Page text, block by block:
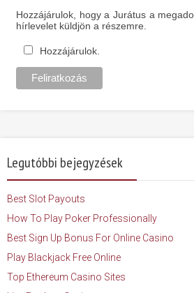
Hozzájárulok, hogy a Jurátus a
hírlevelet küldjön a részemre.
Hozzájárulok.
Legutóbbi bejegyzések
Best Slot Payouts
How To Play Poker Professionally
Best Sign Up Bonus For Online Casino
Play Blackjack Free Online
Top Ethereum Casino Sites